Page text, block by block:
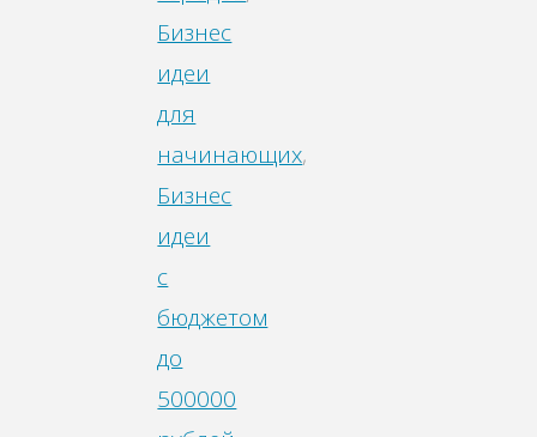
Бизнес
идеи
для
начинающих,
Бизнес
идеи
с
бюджетом
до
500000